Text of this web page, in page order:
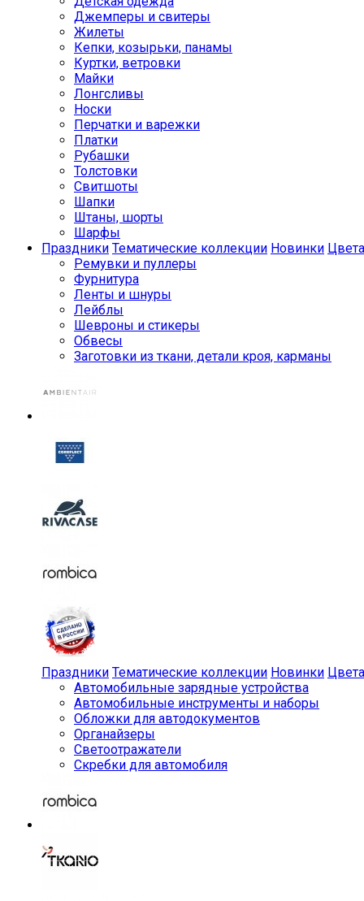
Джемперы и свитеры
Жилеты
Кепки, козырьки, панамы
Куртки, ветровки
Майки
Лонгсливы
Носки
Перчатки и варежки
Платки
Рубашки
Толстовки
Свитшоты
Шапки
Штаны, шорты
Шарфы
Праздники Тематические коллекции Новинки Цвета
Ремувки и пуллеры
Фурнитура
Ленты и шнуры
Лейблы
Шевроны и стикеры
Обвесы
Заготовки из ткани, детали кроя, карманы
Праздники Тематические коллекции Новинки Цвета
Автомобильные зарядные устройства
Автомобильные инструменты и наборы
Обложки для автодокументов
Органайзеры
Светоотражатели
Скребки для автомобиля